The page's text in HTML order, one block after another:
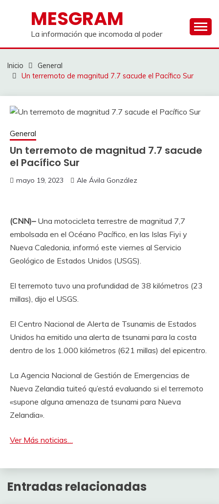
contenidoMESGRAM
La información que incomoda al poder
Inicio
General
Un terremoto de magnitud 7.7 sacude el Pacífico Sur
General
Un terremoto de magnitud 7.7 sacude
el Pacífico Sur
mayo 19, 2023 Ale Ávila González
(CNN)–Una motocicleta terrestre de magnitud 7,7
embolsada en el Océano Pacífico, en las Islas Fiyi y
Nueva Caledonia, informó este viernes al Servicio
Geológico de Estados Unidos (USGS).
El terremoto tuvo una profundidad de 38 kilómetros (23
millas), dijo el USGS.
El Centro Nacional de Alerta de Tsunamis de Estados
Unidos ha emitido una alerta de tsunami para la costa
dentro de los 1.000 kilómetros (621 millas) del epicentro.
La Agencia Nacional de Gestión de Emergencias de
Nueva Zelandia tuiteó qu’está evaluando si el terremoto
«supone alguna amenaza de tsunami para Nueva
Zelandia».
Ver Más noticias…
Entradas relacionadas